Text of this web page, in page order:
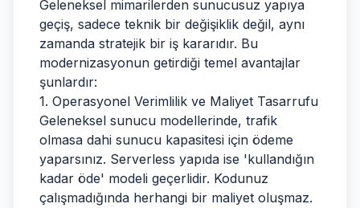
Geleneksel mimarilerden sunucusuz yapıya
geçiş, sadece teknik bir değişiklik değil, aynı
zamanda stratejik bir iş kararıdır. Bu
modernizasyonun getirdiği temel avantajlar
şunlardır:
1. Operasyonel Verimlilik ve Maliyet Tasarrufu
Geleneksel sunucu modellerinde, trafik
olmasa dahi sunucu kapasitesi için ödeme
yaparsınız. Serverless yapıda ise 'kullandığın
kadar öde' modeli geçerlidir. Kodunuz
çalışmadığında herhangi bir maliyet oluşmaz.